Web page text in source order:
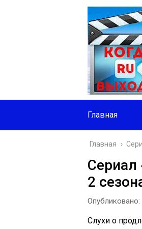
Главная
Главная ›
Сериал
2
Опубликовано:
Слухи о